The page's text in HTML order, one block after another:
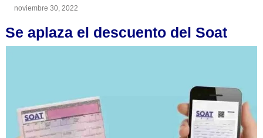
noviembre 30, 2022
Se aplaza el descuento del Soat